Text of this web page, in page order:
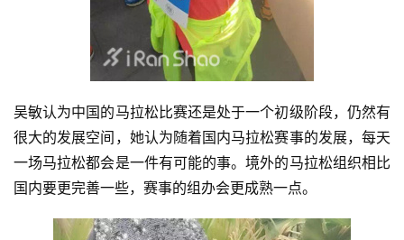
吴敏认为中国的马拉松比赛还是处于一个初级阶段，仍然有
很大的发展空间，她认为随着国内马拉松赛事的发展，每天
一场马拉松都会是一件有可能的事。境外的马拉松组织相比
国内要更完善一些，赛事的组办会更成熟一点。